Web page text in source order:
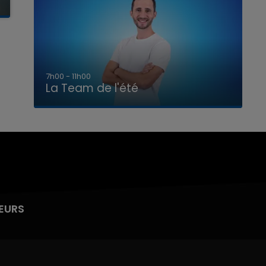
7h00 - 11h00
La Team de l'été